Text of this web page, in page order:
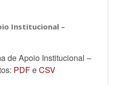
Institucional –
de Apoio Institucional –
PDFeCSV